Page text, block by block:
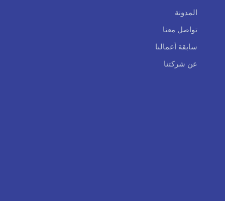
المدونة
تواصل معنا
سابقة أعمالنا
عن شركتنا